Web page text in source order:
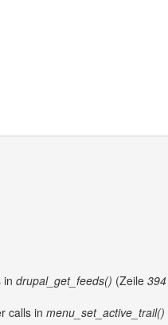
in drupal_get_feeds() (Zeile 394
calls in menu_set_active_trail()